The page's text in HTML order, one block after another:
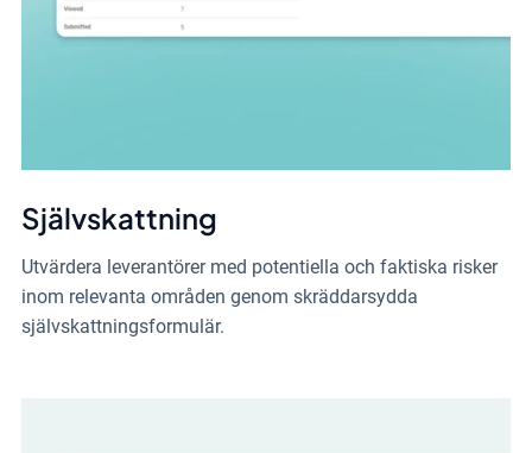
Självskattning
Utvärdera leverantörer med potentiella och faktiska risker
inom relevanta områden genom skräddarsydda
självskattningsformulär.